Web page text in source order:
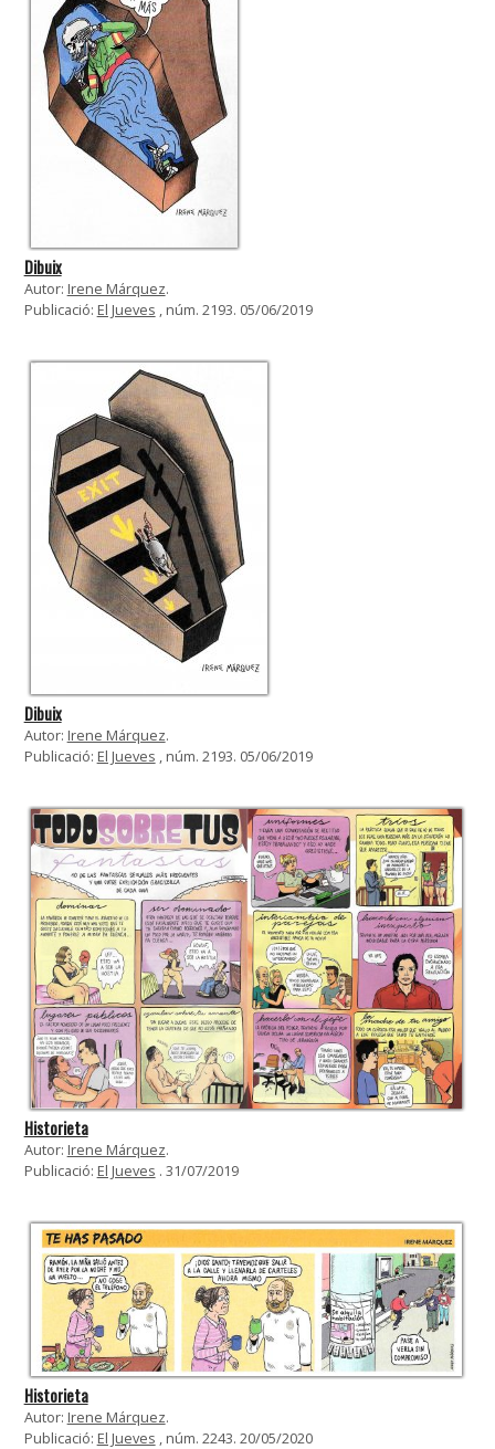
Dibuix
Autor: Irene Márquez.
Publicació: El Jueves , núm. 2193. 05/06/2019
Dibuix
Autor: Irene Márquez.
Publicació: El Jueves , núm. 2193. 05/06/2019
Historieta
Autor: Irene Márquez.
Publicació: El Jueves . 31/07/2019
Historieta
Autor: Irene Márquez.
Publicació: El Jueves , núm. 2243. 20/05/2020